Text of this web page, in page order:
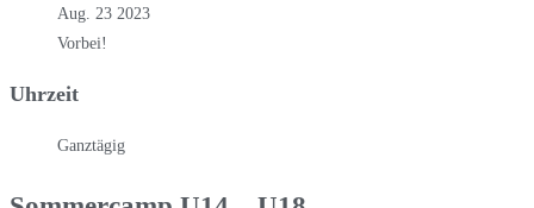
Aug. 23 2023
Vorbei!
Uhrzeit
Ganztägig